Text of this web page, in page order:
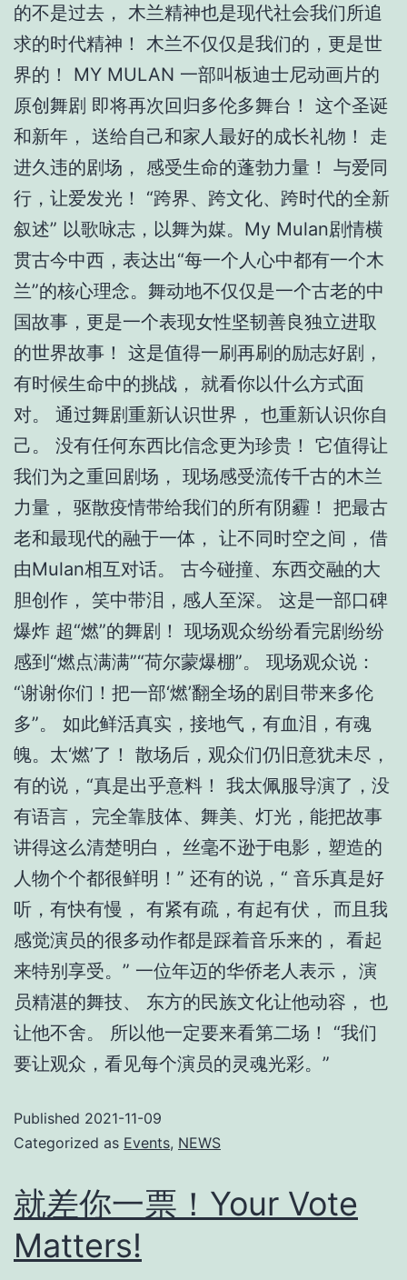
的不是过去， 木兰精神也是现代社会我们所追
求的时代精神！ 木兰不仅仅是我们的，更是世
界的！ MY MULAN 一部叫板迪士尼动画片的
原创舞剧 即将再次回归多伦多舞台！ 这个圣诞
和新年， 送给自己和家人最好的成长礼物！ 走
进久违的剧场， 感受生命的蓬勃力量！ 与爱同
行，让爱发光！ “跨界、跨文化、跨时代的全新
叙述” 以歌咏志，以舞为媒。My Mulan剧情横
贯古今中西，表达出“每一个人心中都有一个木
兰”的核心理念。舞动地不仅仅是一个古老的中
国故事，更是一个表现女性坚韧善良独立进取
的世界故事！ 这是值得一刷再刷的励志好剧，
有时候生命中的挑战， 就看你以什么方式面
对。 通过舞剧重新认识世界， 也重新认识你自
己。 没有任何东西比信念更为珍贵！ 它值得让
我们为之重回剧场， 现场感受流传千古的木兰
力量， 驱散疫情带给我们的所有阴霾！ 把最古
老和最现代的融于一体， 让不同时空之间， 借
由Mulan相互对话。 古今碰撞、东西交融的大
胆创作， 笑中带泪，感人至深。 这是一部口碑
爆炸 超“燃”的舞剧！ 现场观众纷纷看完剧纷纷
感到“燃点满满”“荷尔蒙爆棚”。 现场观众说：
“谢谢你们！把一部‘燃’翻全场的剧目带来多伦
多”。 如此鲜活真实，接地气，有血泪，有魂
魄。太‘燃’了！ 散场后，观众们仍旧意犹未尽，
有的说，“真是出乎意料！ 我太佩服导演了，没
有语言， 完全靠肢体、舞美、灯光，能把故事
讲得这么清楚明白， 丝毫不逊于电影，塑造的
人物个个都很鲜明！” 还有的说，“ 音乐真是好
听，有快有慢， 有紧有疏，有起有伏， 而且我
感觉演员的很多动作都是踩着音乐来的， 看起
来特别享受。” 一位年迈的华侨老人表示， 演
员精湛的舞技、 东方的民族文化让他动容， 也
让他不舍。 所以他一定要来看第二场！ “我们
要让观众，看见每个演员的灵魂光彩。”
Published 2021-11-09
Categorized as Events, NEWS
就差你一票！Your Vote
Matters!